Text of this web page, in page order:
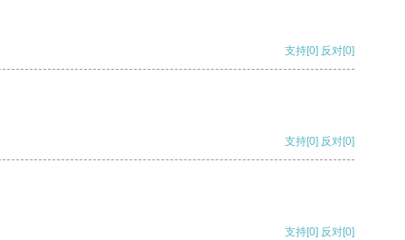
支持[0] 反对[0]
支持[0] 反对[0]
支持[0] 反对[0]